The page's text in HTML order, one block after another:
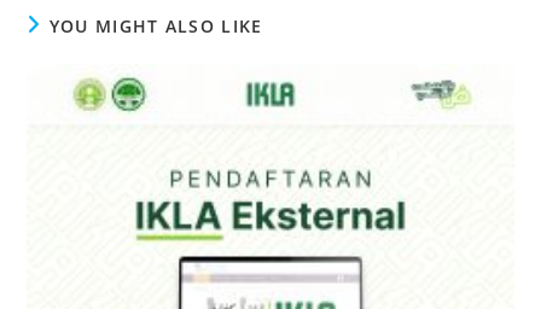
YOU MIGHT ALSO LIKE